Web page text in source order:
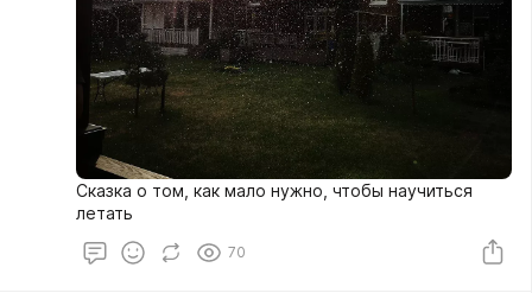
Сказка о том, как мало нужно, чтобы научиться
летать
70